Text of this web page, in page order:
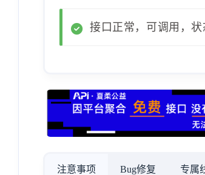
接口正常，可调用，
注意事项 Bug修复 专属